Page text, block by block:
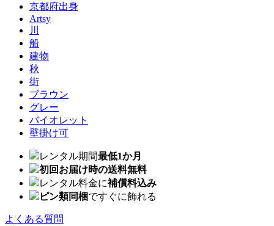
京都府出身
Artsy
川
船
建物
秋
街
ブラウン
グレー
バイオレット
壁掛け可
レンタル期間最低1か月
初回お届け時の送料無料
レンタル料金に補償料込み
ピン類同梱ですぐに飾れる
よくある質問